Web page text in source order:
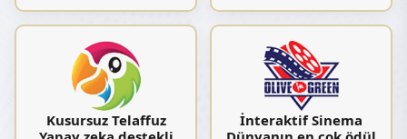
Kusursuz Telaffuz
İnteraktif Sinema